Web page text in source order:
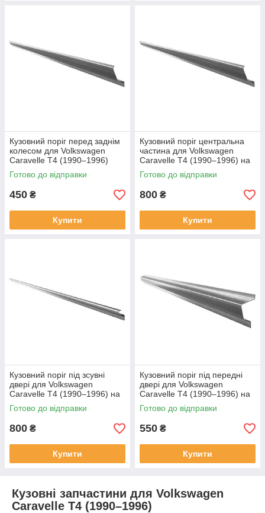
Кузовний поріг перед заднім
колесом для Volkswagen
Caravelle T4 (1990–1996)
довга база, сталь
Готово до відправки
450 ₴
Купити
Кузовний поріг центральна
частина для Volkswagen
Caravelle T4 (1990–1996) на
всі бази, сталь
Готово до відправки
800 ₴
Купити
Кузовний поріг під зсувні
двері для Volkswagen
Caravelle T4 (1990–1996) на
всі бази, сталь
Готово до відправки
800 ₴
Купити
Кузовний поріг під передні
двері для Volkswagen
Caravelle T4 (1990–1996) на
всі бази, сталь
Готово до відправки
550 ₴
Купити
Кузовні запчастини для Volkswagen
Caravelle T4 (1990–1996)